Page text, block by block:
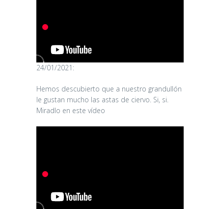
24/01/2021:
Hemos descubierto que a nuestro grandullón
le gustan mucho las astas de ciervo. Si, si.
Miradlo en este vídeo